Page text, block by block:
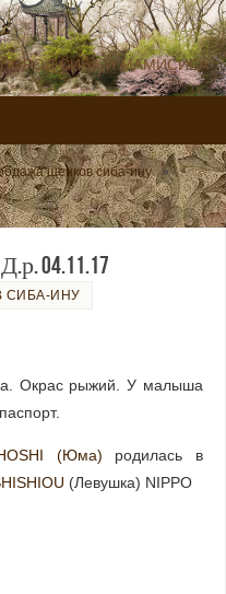
СИБА И МАМИСИБА
щенков сиба-ину »
04.11.17
СИБА-ИНУ
Окрас рыжий. У малыша
(Юма) родилась в
(Левушка) NIPPO